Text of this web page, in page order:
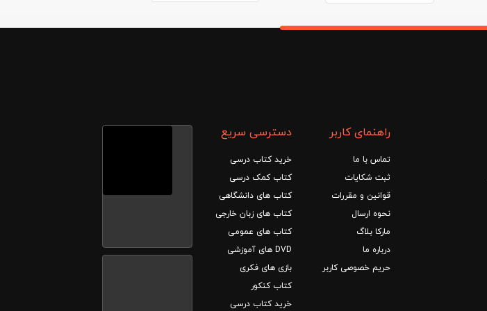
راهنمای کاربر
تماس با ما
ثبت شکایات
قوانین و مقررات
نحوه ارسال
مارکا بلاگ
درباره ما
حریم خصوصی کاربر
دسترسی سریع
خرید کتاب درسی
کتاب کمک درسی
کتاب های دانشگاهی
کتاب های زبان خارجی
کتاب های عمومی
DVD های آموزشی
بازی های فکری
کتاب کنکور
خرید کتاب درسی